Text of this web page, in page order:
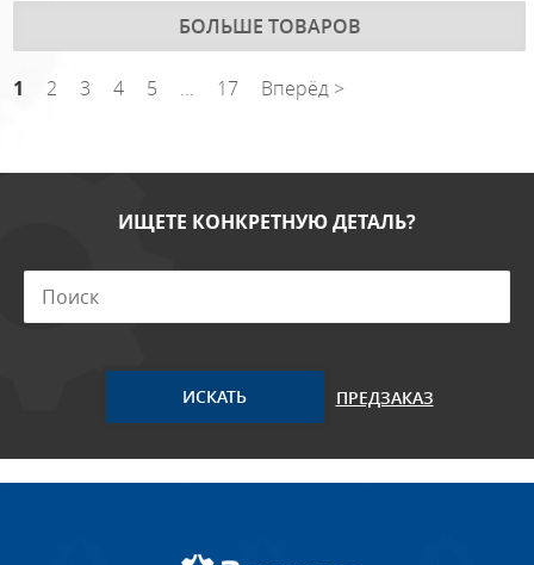
БОЛЬШЕ ТОВАРОВ
1 2 3 4 5 ... 17 Вперёд >
ИЩЕТЕ КОНКРЕТНУЮ ДЕТАЛЬ?
ПРЕДЗАКАЗ